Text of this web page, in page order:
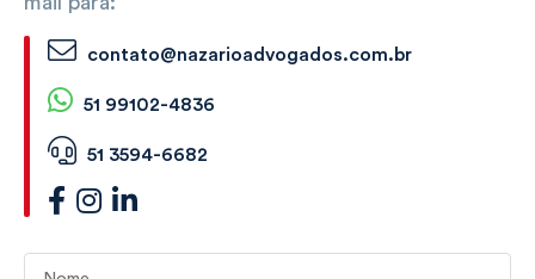
contato@nazarioadvogados.com.br
51 99102-4836
51 3594-6682